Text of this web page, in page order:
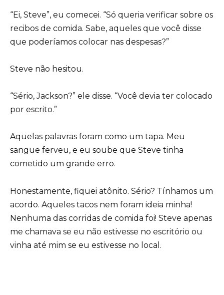
“Ei, Steve”, eu comecei. “Só queria verificar sobre os
recibos de comida. Sabe, aqueles que você disse
que poderíamos colocar nas despesas?”
Steve não hesitou.
“Sério, Jackson?” ele disse. “Você devia ter colocado
por escrito.”
Aquelas palavras foram como um tapa. Meu
sangue ferveu, e eu soube que Steve tinha
cometido um grande erro.
Honestamente, fiquei atônito. Sério? Tínhamos um
acordo. Aqueles tacos nem foram ideia minha!
Nenhuma das corridas de comida foi! Steve apenas
me chamava se eu não estivesse no escritório ou
vinha até mim se eu estivesse no local.